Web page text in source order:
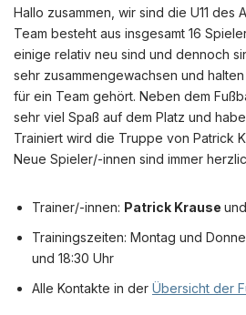
Hallo zusammen, wir sind die U11 des
Team besteht aus insgesamt 16
einige relativ neu sind und dennoch
sehr zusammengewachsen und
für ein Team gehört. Neben dem
sehr viel Spaß auf dem Platz und
Trainiert wird die Truppe von Patrick
Neue Spieler/-innen sind immer
Trainer/-innen: Patrick Krause und
Trainingszeiten: Montag und
und 18:30 Uhr
Alle Kontakte in der Übersicht der